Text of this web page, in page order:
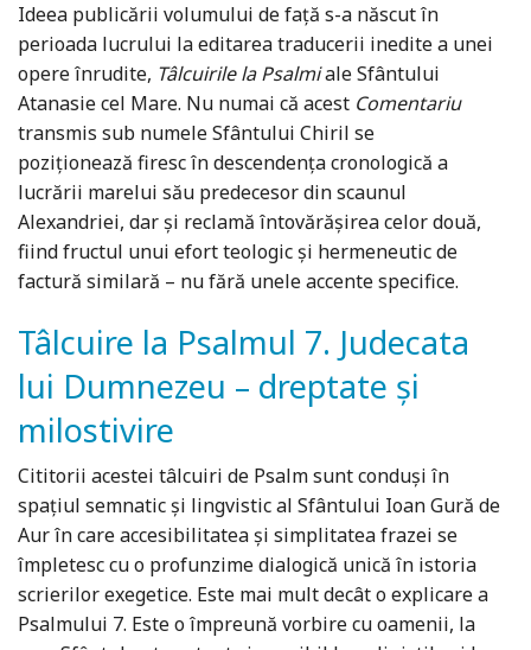
Ideea publicării volumului de față s-a născut în
perioada lucrului la editarea traducerii inedite a unei
opere înrudite, Tâlcuirile la Psalmiale Sfântului
Atanasie cel Mare. Nu numai că acest Comentariu
transmis sub numele Sfântului Chiril se
poziționează firesc în descendența cronologică a
lucrării marelui său predecesor din scaunul
Alexandriei, dar și reclamă întovărășirea celor două,
fiind fructul unui efort teologic și hermeneutic de
factură similară – nu fără unele accente specifice.
Tâlcuire la Psalmul 7. Judecata
lui Dumnezeu – dreptate şi
milostivire
Cititorii acestei tâlcuiri de Psalm sunt conduşi în
spaţiul semnatic şi lingvistic al Sfântului Ioan Gură de
Aur în care accesibilitatea şi simplitatea frazei se
împletesc cu o profunzime dialogică unică în istoria
scrierilor exegetice. Este mai mult decât o explicare a
Psalmului 7. Este o împreună vorbire cu oamenii, la